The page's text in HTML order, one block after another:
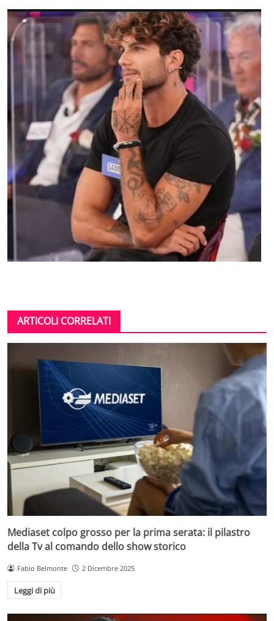
ARTICOLI CORRELATI
Mediaset colpo grosso per la prima serata: il pilastro
della Tv al comando dello show storico
Fabio Belmonte 2 Dicembre 2025
Leggi di più